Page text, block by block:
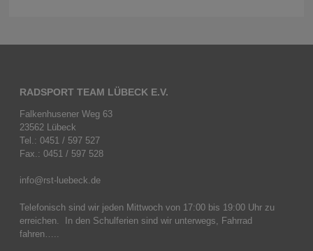
RADSPORT TEAM LÜBECK E.V.
Falkenhusener Weg 63
23562 Lübeck
Tel.: 0451 / 597 527
Fax.: 0451 / 597 528
info@rst-luebeck.de
Telefonisch sind wir jeden Mittwoch von 17:00 bis 19:00 Uhr zu
erreichen. In den Schulferien sind wir unterwegs, Fahrrad
fahren…..